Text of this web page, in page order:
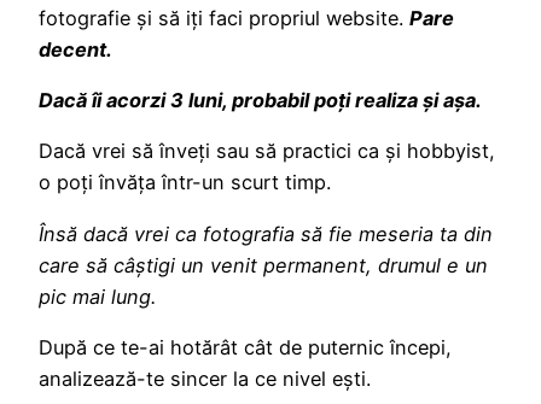
fotografie și să iți faci propriul website. Pare
decent.
Dacă îi acorzi 3 luni, probabil poți realiza și așa.
Dacă vrei să înveți sau să practici ca și hobbyist,
o poți învăța într-un scurt timp.
Însă dacă vrei ca fotografia să fie meseria ta din
care să câștigi un venit permanent, drumul e un
pic mai lung.
După ce te-ai hotărât cât de puternic începi,
analizează-te sincer la ce nivel ești.